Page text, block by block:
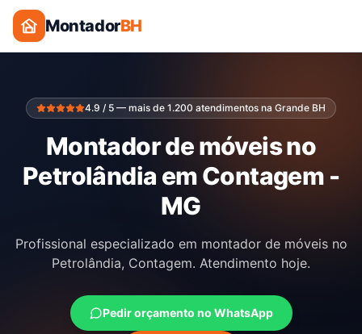
MontadorBH
4.9 / 5 — mais de 1.200 atendimentos na Grande BH
Montador de móveis no
Petrolândia em Contagem -
MG
Profissional especializado em montador de móveis no
Petrolândia, Contagem. Atendimento hoje.
Pedir orçamento no WhatsApp